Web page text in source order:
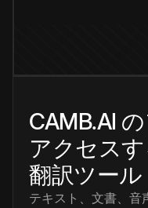
CAMB.AI
アクセス
翻訳ツール
テキスト、文書、音